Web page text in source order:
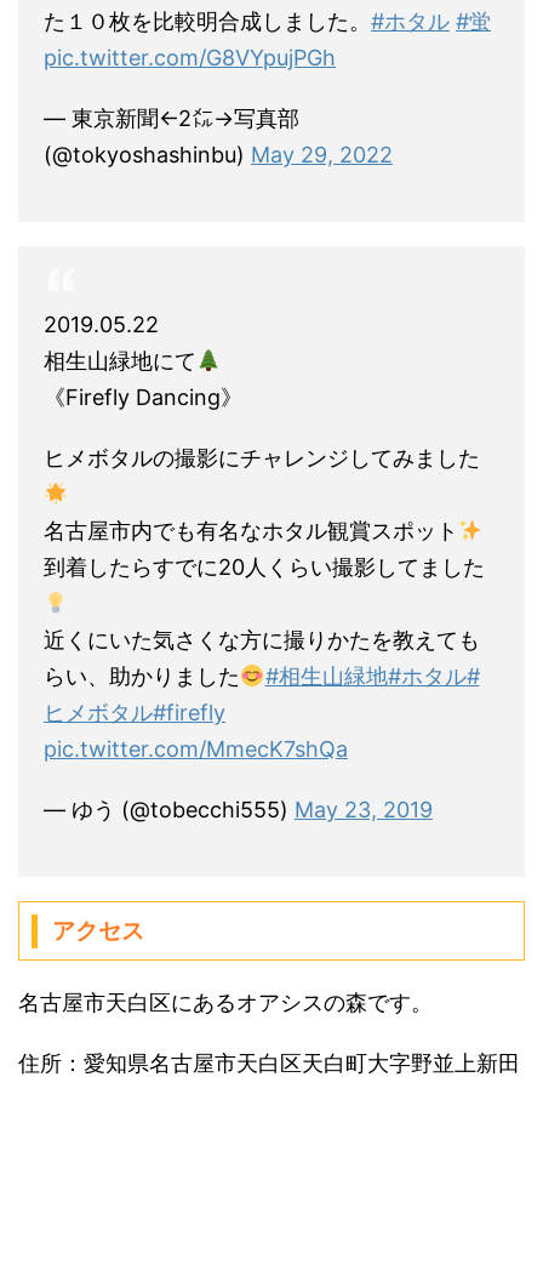
た１０枚を比較明合成しました。 #ホタル #蛍
pic.twitter.com/G8VYpujPGh
— 東京新聞←2㍍→写真部
(@tokyoshashinbu) May 29, 2022
2019.05.22
相生山緑地にて
《Firefly Dancing》
ヒメボタルの撮影にチャレンジしてみました
名古屋市内でも有名なホタル観賞スポット
到着したらすでに20人くらい撮影してました
近くにいた気さくな方に撮りかたを教えても
らい、助かりました
#相生山緑地#ホタル#
ヒメボタル#firefly
pic.twitter.com/MmecK7shQa
— ゆう (@tobecchi555) May 23, 2019
アクセス
名古屋市天白区にあるオアシスの森です。
住所：愛知県名古屋市天白区天白町大字野並上新田